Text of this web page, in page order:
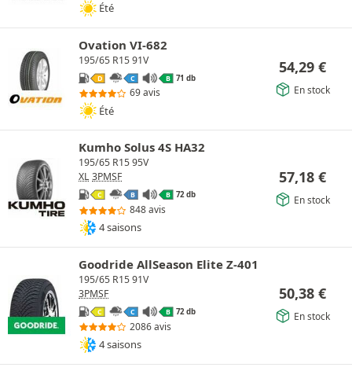
Été
Ovation VI-682
195/65 R15 91V
D C B 71 db
69 avis
Été
54,29 €
En stock
Kumho Solus 4S HA32
195/65 R15 95V
XL 3PMSF
C B B 72 db
848 avis
4 saisons
57,18 €
En stock
Goodride AllSeason Elite Z-401
195/65 R15 91V
3PMSF
C C B 72 db
2086 avis
4 saisons
50,38 €
En stock